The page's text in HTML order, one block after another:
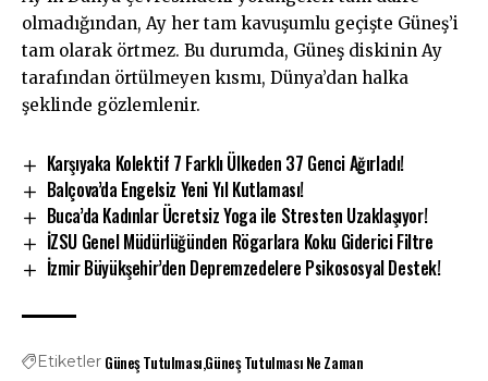
olmadığından, Ay her tam kavuşumlu geçişte Güneş’i
tam olarak örtmez. Bu durumda, Güneş diskinin Ay
tarafından örtülmeyen kısmı, Dünya’dan halka
şeklinde gözlemlenir.
Karşıyaka Kolektif 7 Farklı Ülkeden 37 Genci Ağırladı!
Balçova’da Engelsiz Yeni Yıl Kutlaması!
Buca’da Kadınlar Ücretsiz Yoga ile Stresten Uzaklaşıyor!
İZSU Genel Müdürlüğünden Rögarlara Koku Giderici Filtre
İzmir Büyükşehir’den Depremzedelere Psikososyal Destek!
Etiketler Güneş TutulmasıGüneş Tutulması Ne Zaman